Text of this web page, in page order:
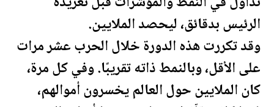
الرئيس بدقائق، ليحصد الملايين.
وقد تكررت هذه الدورة خلال الحرب عشر مرات
على الأقل، وبالنمط ذاته تقريبًا. وفي كل مرة،
كان الملايين حول العالم يخسرون أموالهم،